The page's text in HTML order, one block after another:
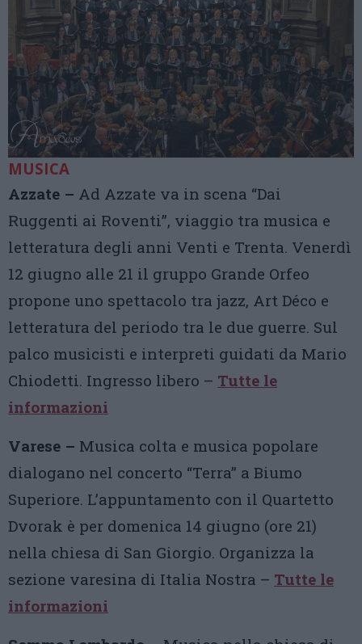
MUSICA
Azzate – Ad Azzate va in scena “Dai
Ruggenti ai Roventi”, viaggio tra musica e
letteratura degli anni Venti e Trenta. Venerdì
12 giugno alle 21 il gruppo Grande Orfeo
propone uno spettacolo tra jazz, Art Déco e
letteratura del periodo tra le due guerre. Sul
palco musicisti e interpreti guidati da Mario
Chiodetti. Ingresso libero – Tutte le
informazioni
Varese – Musica colta e musica popolare
dialogano nel concerto “Terra” a Biumo
Superiore. L’appuntamento con il Quartetto
Dvorak è per domenica 14 giugno (ore 21)
nella chiesa di San Giorgio. Organizza la
sezione varesina di Italia Nostra – Tutte le
informazioni